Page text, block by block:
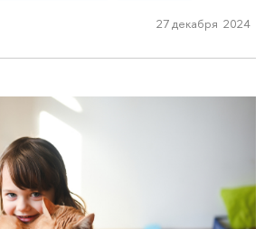
27 декабря 2024